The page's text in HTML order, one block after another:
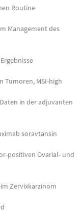
Routine
Management des
MSI-high
in der adjuvanten
soravtansin
positiven Ovarial- und
Zervixkarzinom